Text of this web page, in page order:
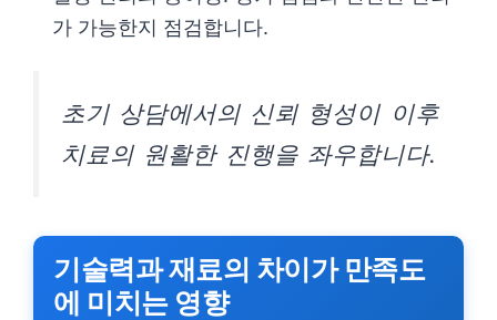
가 가능한지 점검합니다.
초기 상담에서의 신뢰 형성이 이후
치료의 원활한 진행을 좌우합니다.
기술력과 재료의 차이가 만족도
에 미치는 영향